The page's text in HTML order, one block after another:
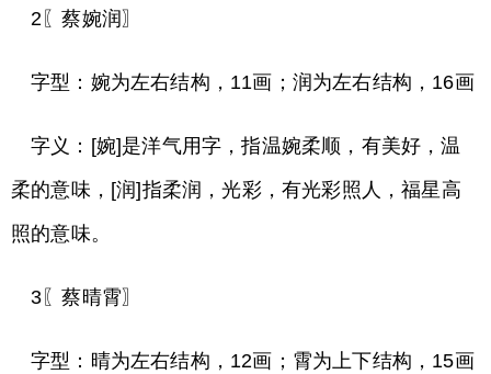
2〖蔡婉润〗
字型：婉为左右结构，11画；润为左右结构，16画
字义：[婉]是洋气用字，指温婉柔顺，有美好，温
柔的意味，[润]指柔润，光彩，有光彩照人，福星高
照的意味。
3〖蔡晴霄〗
字型：晴为左右结构，12画；霄为上下结构，15画